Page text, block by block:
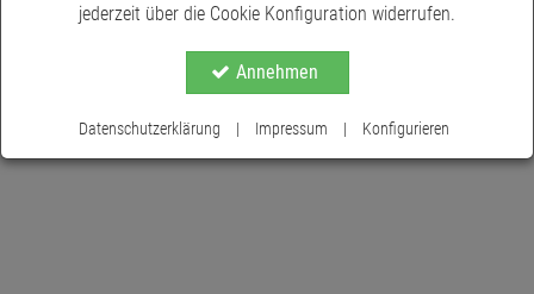
jederzeit über die Cookie Konfiguration widerrufen.
Annehmen
Datenschutzerklärung | Impressum | Konfigurieren